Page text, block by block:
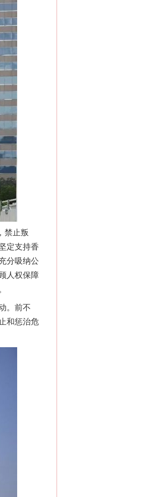
禁止叛
定支持香
分吸纳公
人权保障
。前不
和惩治危